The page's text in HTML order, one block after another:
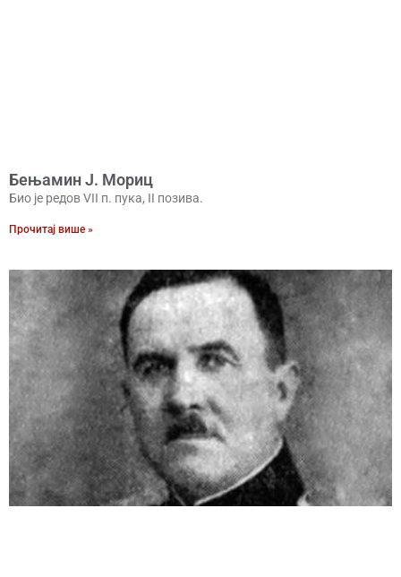
Бењамин Ј. Мориц
Био је редов VII п. пука, II позива.
Прочитај више »